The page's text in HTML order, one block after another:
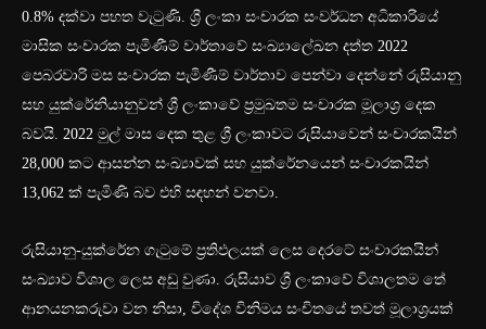
0.8% දක්වා පහත වැටුණි. ශ්‍රී ලංකා සංචාරක සංවර්ධන අධිකාරියේ
මාසික සංචාරක පැමිණීම් වාර්තාවේ සංඛ්‍යාලේඛන දත්ත 2022
පෙබරවාරි මස සංචාරක පැමිණීම් වාර්තාව පෙන්වා දෙන්නේ රුසියානු
සහ යුක්රේනියානුවන් ශ්‍රී ලංකාවේ ප්‍රමුඛතම සංචාරක මූලාශ්‍ර දෙක
බවයි. 2022 මුල් මාස දෙක තුළ ශ්‍රී ලංකාවට රුසියාවෙන් සංචාරකයින්
28,000 කට ආසන්න සංඛ්‍යාවක් සහ යුක්රේනයෙන් සංචාරකයින්
13,062 ක් පැමිණි බව එහි සඳහන් වනවා.
රුසියානු-යුක්රේන ගැටුමේ ප්‍රතිඵලයක් ලෙස දෙරටේ සංචාරකයින්
සංඛ්‍යාව විශාල ලෙස අඩු වුණා. රුසියාව ශ්‍රී ලංකාවේ විශාලතම තේ
ආනයනකරුවා වන නිසා, විදේශ විනිමය සංචිතයේ තවත් මූලාශ්‍රයක්